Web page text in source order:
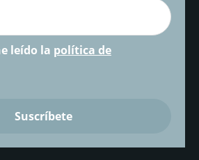
leído la política de